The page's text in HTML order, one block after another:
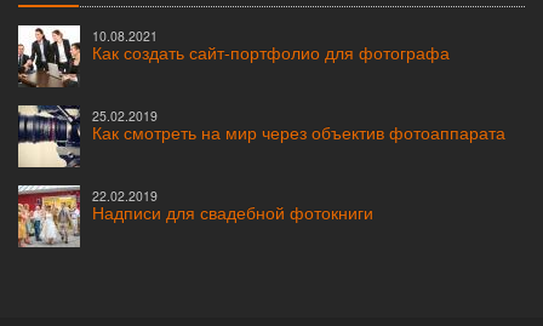
10.08.2021
Как создать сайт-портфолио для фотографа
25.02.2019
Как смотреть на мир через объектив фотоаппарата
22.02.2019
Надписи для свадебной фотокниги